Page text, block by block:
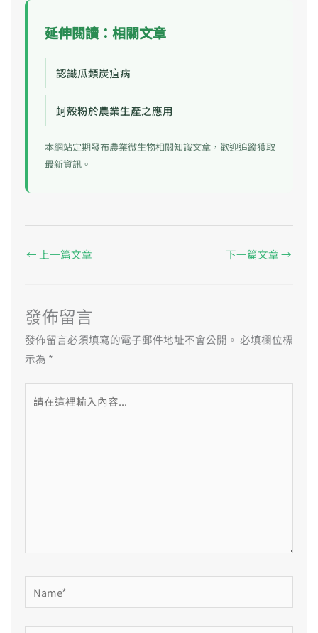
延伸閱讀：相關文章
認識瓜類炭疽病
蚵殼粉於農業生產之應用
本網站定期發布農業微生物相關知識文章，歡迎追蹤獲取
最新資訊。
← 上一篇文章 下一篇文章→
發佈留言
發佈留言必須填寫的電子郵件地址不會公開。 必填欄位標
示為 *
在